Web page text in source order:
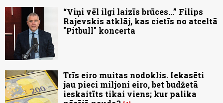
“Viņi vēl ilgi laizīs brūces...” Filips
Rajevskis atklāj, kas cietīs no atceltā
"Pitbull" koncerta
Trīs eiro muitas nodoklis. Iekasēti
jau pieci miljoni eiro, bet budžetā
ieskaitīts tikai viens; kur palika